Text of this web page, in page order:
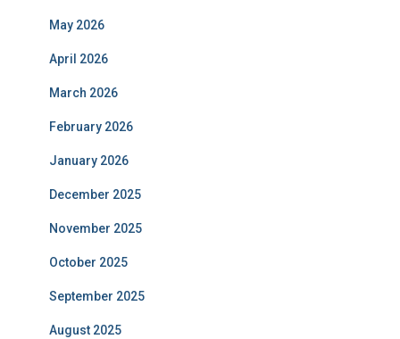
May 2026
April 2026
March 2026
February 2026
January 2026
December 2025
November 2025
October 2025
September 2025
August 2025